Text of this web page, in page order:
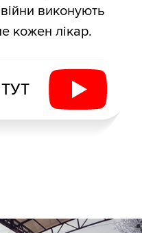
виконують
кожен лікар.